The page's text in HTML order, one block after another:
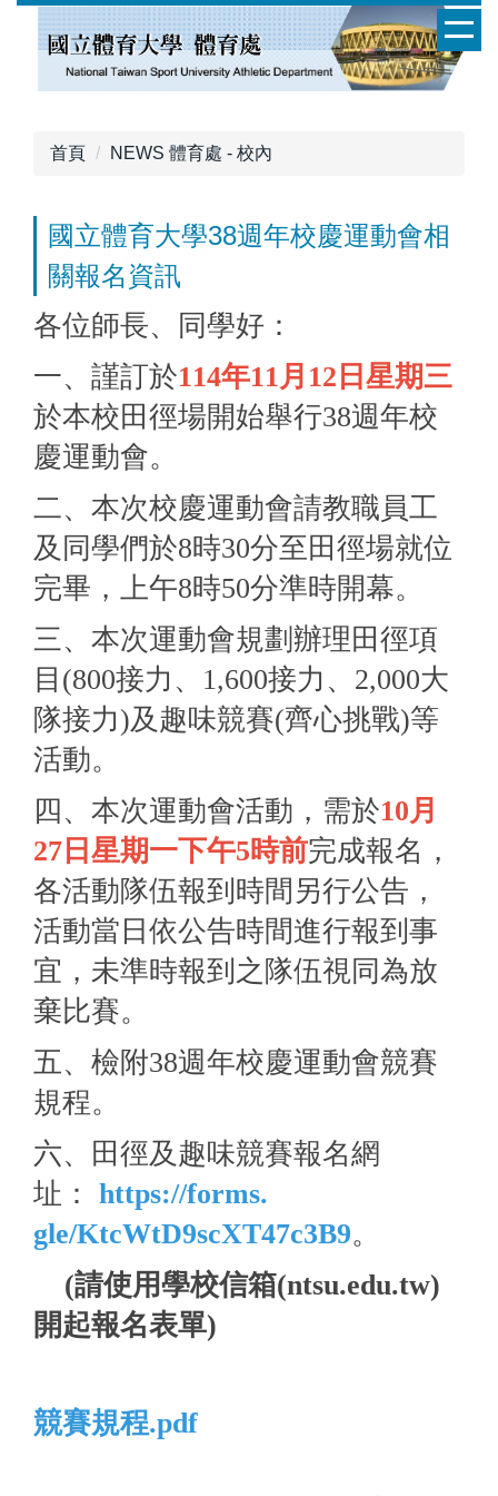
首頁 NEWS 體育處 - 校內
國立體育大學38週年校慶運動會相
關報名資訊
各位師長、同學好：
一、謹訂於114年11月12日星期三
於本校田徑場開始舉行38週年校
慶運動會。
二、本次校慶運動會請教職員工
及同學們於8時30分至田徑場就位
完畢，上午8時50分準時開幕。
三、本次運動會規劃辦理田徑項
目(800接力、1,600接力、2,000大
隊接力)及趣味競賽(齊心挑戰)等
活動。
四、本次運動會活動，需於10月
27日星期一下午5時前完成報名 ，
各活動隊伍報到時間另行公告，
活動當日依公告時間進行報到事
宜， 未準時報到之隊伍視同為放
棄比賽。
五、檢附38週年校慶運動會競賽
規程。
六、田徑及趣味競賽報名網
址：
https://forms.
gle/KtcWtD9scXT47c3B9。
(請使用學校信箱(ntsu.edu.tw)
開起報名表單)
競賽規程.pdf